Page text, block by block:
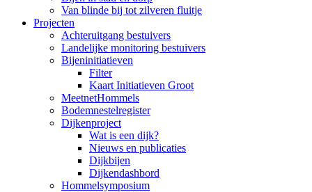
Van blinde bij tot zilveren fluitje
Projecten
Achteruitgang bestuivers
Landelijke monitoring bestuivers
Bijeninitiatieven
Filter
Kaart Initiatieven Groot
MeetnetHommels
Bodemnestelregister
Dijkenproject
Wat is een dijk?
Nieuws en publicaties
Dijkbijen
Dijkendashbord
Hommelsymposium